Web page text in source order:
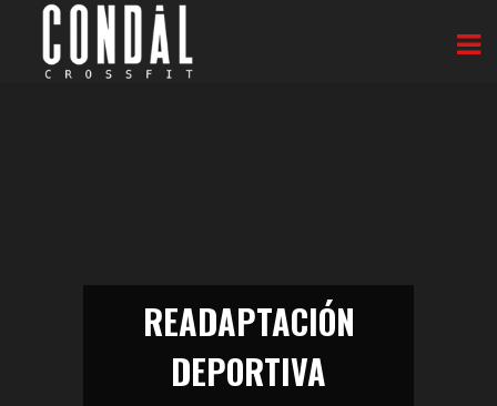
READAPTACIÓN
DEPORTIVA